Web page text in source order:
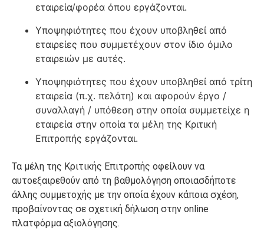
εταιρεία/φορέα όπου εργάζονται.
Υποψηφιότητες που έχουν υποβληθεί από
εταιρείες που συμμετέχουν στον ίδιο όμιλο
εταιρειών με αυτές.
Υποψηφιότητες που έχουν υποβληθεί από τρίτη
εταιρεία (π.χ. πελάτη) και αφορούν έργο /
συναλλαγή / υπόθεση στην οποία συμμετείχε η
εταιρεία στην οποία τα μέλη της Κριτική
Επιτροπής εργάζονται.
Τα μέλη της Κριτικής Επιτροπής οφείλουν να
αυτοεξαιρεθούν από τη βαθμολόγηση οποιασδήποτε
άλλης συμμετοχής με την οποία έχουν κάποια σχέση,
προβαίνοντας σε σχετική δήλωση στην online
πλατφόρμα αξιολόγησης.